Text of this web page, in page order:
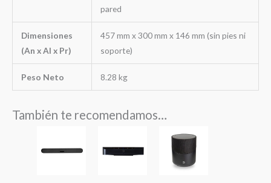
pared
Dimensiones
(An x Al x Pr)
457 mm x 300 mm x 146 mm (sin pies ni
soporte)
Peso Neto 8.28 kg
También te recomendamos…